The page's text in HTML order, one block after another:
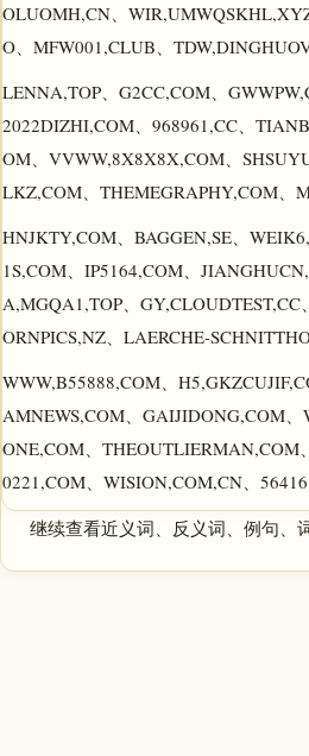
OLUOMH,CN、
O、MFW001,CLUB、
LENNA,TOP、G2CC,COM、
2022DIZHI,COM、968961,CC、
OM、VVWW,8X8X8X,COM、
LKZ,COM、THEMEGRAPHY,COM、
HNJKTY,COM、BAGGEN,SE、
1S,COM、IP5164,COM、
A,MGQA1,TOP、
ORNPICS,NZ、LAERCHE-
WWW,B55888,COM、
AMNEWS,COM、GAIJIDONG,COM
ONE,COM、THEOUTLIERMAN,COM
0221,COM、WISION,COM,CN、
继续查看近义词、反义词、例句、